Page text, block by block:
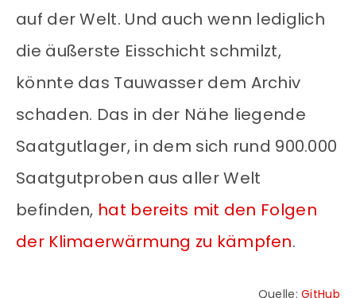
auf der Welt. Und auch wenn lediglich
die äußerste Eisschicht schmilzt,
könnte das Tauwasser dem Archiv
schaden. Das in der Nähe liegende
Saatgutlager, in dem sich rund 900.000
Saatgutproben aus aller Welt
befinden, hat bereits mit den Folgen
der Klimaerwärmung zu kämpfen.
Quelle:GitHub